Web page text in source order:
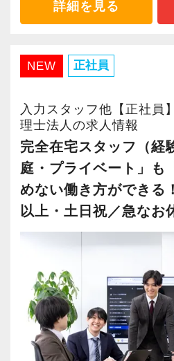
・経験値が自然と積み上
・有給取得率90％以上
・繁忙期も月30～40h程度
・男性の育休取得率100％
・テレワーク導入済み
・全席デュアルモニタ完備
＜幅広い経験・成長環境＞
・9割が紹介の安定基盤
・個人～大企業まで幅広
・税務顧問＋資産税に関与
・相続／事業承継／M&A
詳細を見る
NEW 正社員
入力スタッフ他【正社員
理士法人の求人情報
完全在宅スタッフ（経
庭・プライベート」も
めない働き方ができる
以上・土日祝／急なお